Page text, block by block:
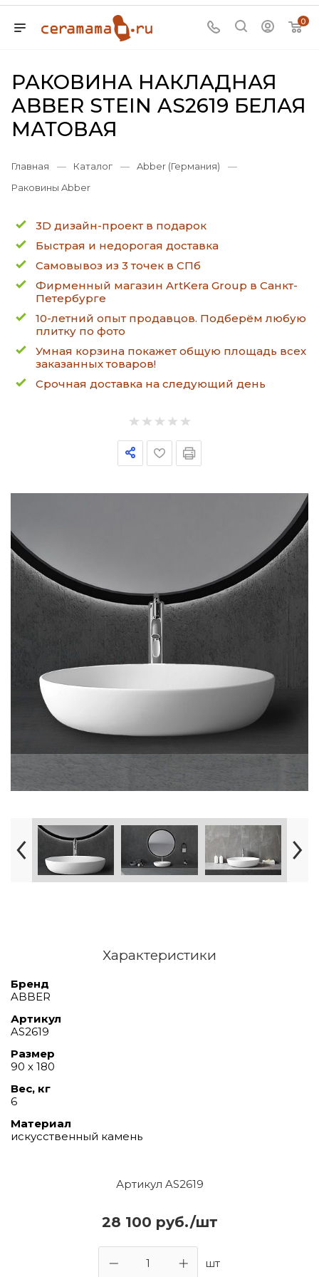
0
РАКОВИНА НАКЛАДНАЯ
ABBER STEIN AS2619 БЕЛАЯ
МАТОВАЯ
Главная — Каталог — Abber (Германия)
—
Раковины Abber
3D дизайн-проект в подарок
Быстрая и недорогая доставка
Самовывоз из 3 точек в СПб
Фирменный магазин ArtKera Group в Санкт-
Петербурге
10-летний опыт продавцов. Подберём любую
плитку по фото
Умная корзина покажет общую площадь всех
заказанных товаров!
Срочная доставка на следующий день
Артикул AS2619
28 100 руб./шт
шт
Характеристики
Бренд
ABBER
Артикул
AS2619
Размер
90 х 180
Вес, кг
6
Материал
искусственный камень